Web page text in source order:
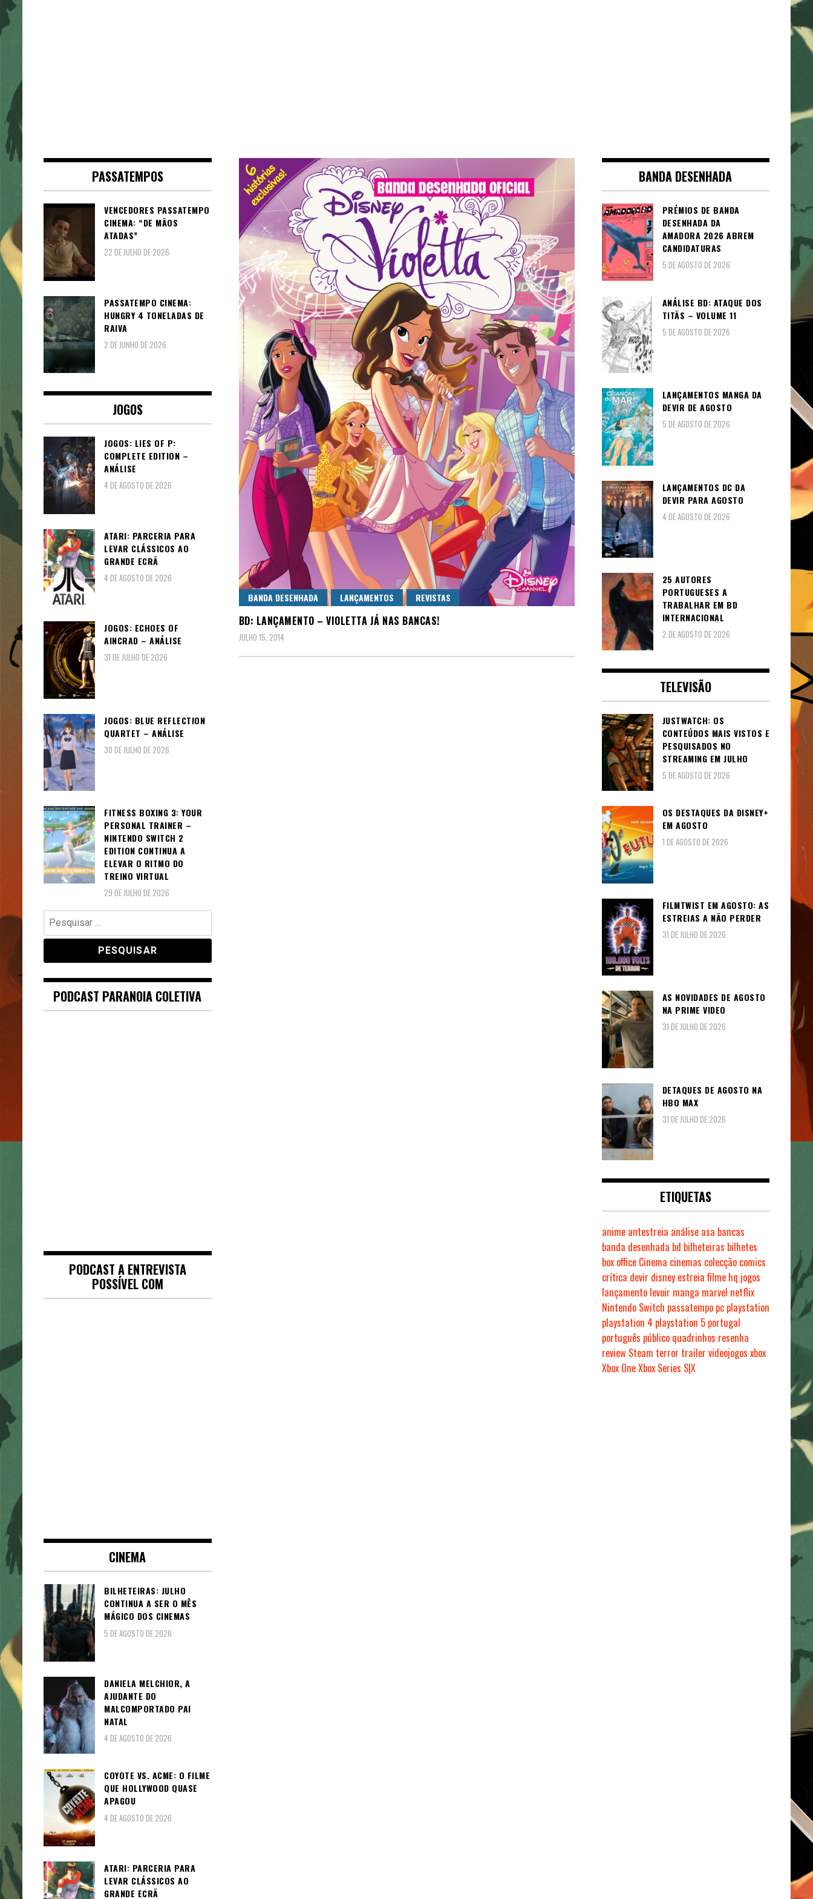
BANDA DESENHADA LANÇAMENTOS REVISTAS
BD: LANÇAMENTO – VIOLETTA JÁ NAS BANCAS!
JULHO 15, 2014
PASSATEMPOS
VENCEDORES PASSATEMPO
CINEMA: “DE MÃOS
ATADAS”
22 DE JULHO DE 2026
PASSATEMPO CINEMA:
HUNGRY 4 TONELADAS DE
RAIVA
2 DE JUNHO DE 2026
JOGOS
JOGOS: LIES OF P:
COMPLETE EDITION –
ANÁLISE
4 DE AGOSTO DE 2026
ATARI: PARCERIA PARA
LEVAR CLÁSSICOS AO
GRANDE ECRÃ
4 DE AGOSTO DE 2026
JOGOS: ECHOES OF
AINCRAD – ANÁLISE
31 DE JULHO DE 2026
JOGOS: BLUE REFLECTION
QUARTET – ANÁLISE
30 DE JULHO DE 2026
FITNESS BOXING 3: YOUR
PERSONAL TRAINER –
NINTENDO SWITCH 2
EDITION CONTINUA A
ELEVAR O RITMO DO
TREINO VIRTUAL
29 DE JULHO DE 2026
Pesquisar
por:
PODCAST PARANOIA COLETIVA
PODCAST A ENTREVISTA
POSSÍVEL COM
CINEMA
BILHETEIRAS: JULHO
CONTINUA A SER O MÊS
MÁGICO DOS CINEMAS
5 DE AGOSTO DE 2026
DANIELA MELCHIOR, A
AJUDANTE DO
MALCOMPORTADO PAI
NATAL
4 DE AGOSTO DE 2026
COYOTE VS. ACME: O FILME
QUE HOLLYWOOD QUASE
APAGOU
4 DE AGOSTO DE 2026
ATARI: PARCERIA PARA
LEVAR CLÁSSICOS AO
GRANDE ECRÃ
BANDA DESENHADA
PRÉMIOS DE BANDA
DESENHADA DA
AMADORA 2026 ABREM
CANDIDATURAS
5 DE AGOSTO DE 2026
ANÁLISE BD: ATAQUE DOS
TITÃS – VOLUME 11
5 DE AGOSTO DE 2026
LANÇAMENTOS MANGA DA
DEVIR DE AGOSTO
5 DE AGOSTO DE 2026
LANÇAMENTOS DC DA
DEVIR PARA AGOSTO
4 DE AGOSTO DE 2026
25 AUTORES
PORTUGUESES A
TRABALHAR EM BD
INTERNACIONAL
2 DE AGOSTO DE 2026
TELEVISÃO
JUSTWATCH: OS
CONTEÚDOS MAIS VISTOS E
PESQUISADOS NO
STREAMING EM JULHO
5 DE AGOSTO DE 2026
OS DESTAQUES DA DISNEY+
EM AGOSTO
1 DE AGOSTO DE 2026
FILMTWIST EM AGOSTO: AS
ESTREIAS A NÃO PERDER
31 DE JULHO DE 2026
AS NOVIDADES DE AGOSTO
NA PRIME VIDEO
31 DE JULHO DE 2026
DETAQUES DE AGOSTO NA
HBO MAX
31 DE JULHO DE 2026
ETIQUETAS
anime antestreia análise asa bancas
banda desenhada bd bilheteiras bilhetes
box office Cinema cinemas colecção comics
crítica devir disney estreiafilme hq jogos
lançamento levoir manga marvel netflix
Nintendo Switch passatempo pc playstation
playstation 4 playstation 5 portugal
português público quadrinhos resenha
review Steam terror trailer videojogos xbox
Xbox OneXbox Series S|X